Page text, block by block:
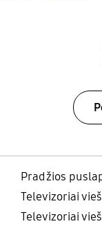
Pradžios
Televizoriai
Televizoriai